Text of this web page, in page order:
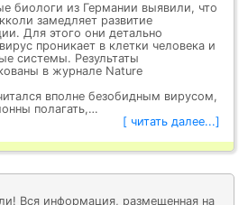
биологи из Германии выявили, что
замедляет развитие
Для этого они детально
проникает в клетки человека и
системы. Результаты
в журнале Nature
вполне безобидным вирусом,
полагать,…
[ читать далее...]
Вся информация, размещенная на